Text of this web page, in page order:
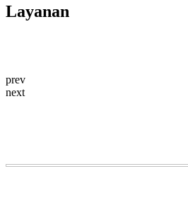
Layanan
prev
next